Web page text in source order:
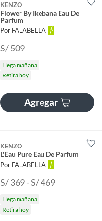
KENZO
Flower By Ikebana Eau De
Parfum
Por FALABELLA
S/ 509
Llega mañana
Retira hoy
Agregar
KENZO
L'Eau Pure Eau De Parfum
Por FALABELLA
S/ 369 - S/ 469
Llega mañana
Retira hoy